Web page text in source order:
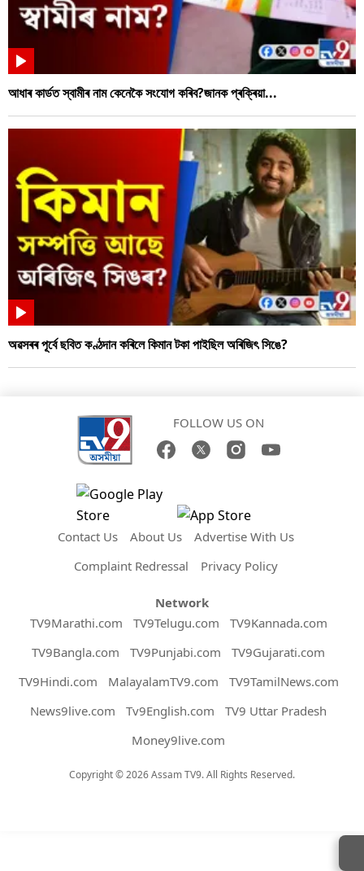
আধাৰ কাৰ্ডত স্বামীৰ নাম কেনেকৈ সংযোগ কৰিব?জানক প্ৰক্ৰিয়া...
অৱসৰৰ পূৰ্বে ছবিত কণ্ঠদান কৰিলে কিমান টকা পাইছিল অৰিজিৎ সিঙে?
FOLLOW US ON
Contact Us About Us
Advertise With Us
Complaint Redressal
Privacy Policy
Network
TV9Marathi.com
TV9Telugu.com
TV9Kannada.com
TV9Bangla.com
TV9Punjabi.com
TV9Gujarati.com
TV9Hindi.com
MalayalamTV9.com
TV9TamilNews.com
News9live.com
Tv9English.com
TV9 Uttar Pradesh
Money9live.com
Copyright © 2026 Assam TV9. All Rights Reserved.